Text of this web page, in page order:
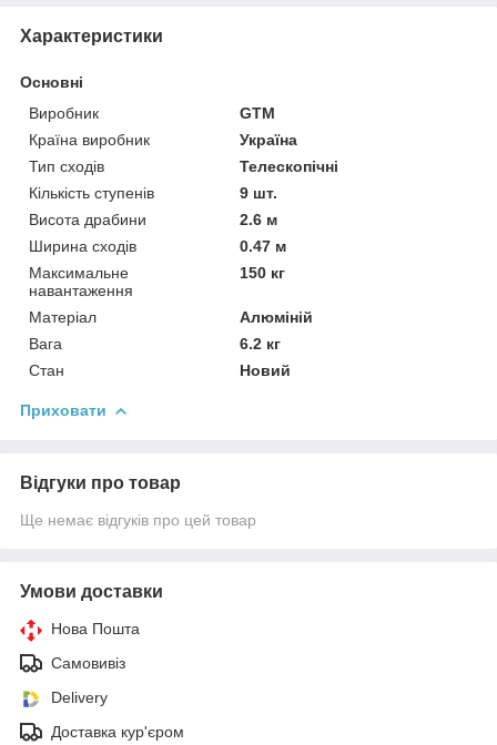
Характеристики
Основні
Виробник
GTM
Країна виробник
Україна
Тип сходів
Телескопічні
Кількість ступенів
9 шт.
Висота драбини
2.6 м
Ширина сходів
0.47 м
Максимальне
навантаження
150 кг
Матеріал
Алюміній
Вага
6.2 кг
Стан
Новий
Приховати
Відгуки про товар
Ще немає відгуків про цей товар
Умови доставки
Нова Пошта
Самовивіз
Delivery
Доставка кур'єром